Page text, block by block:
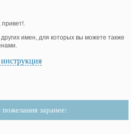
имен, для которых вы можете также
заранее: